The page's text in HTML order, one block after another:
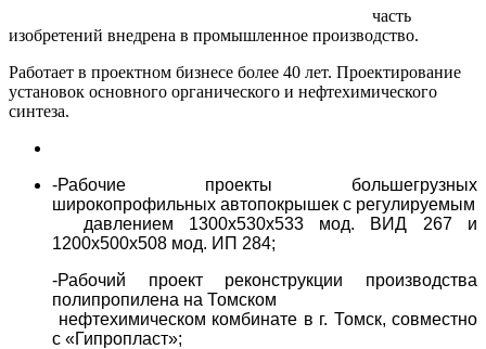
часть
изобретений внедрена в промышленное производство.
Работает в проектном бизнесе более 40 лет. Проектирование
установок основного органического и нефтехимического
синтеза.
-Рабочие проекты большегрузных
широкопрофильных автопокрышек с регулируемым
давлением 1300х530х533 мод. ВИД 267 и
1200х500х508 мод. ИП 284;
-Рабочий проект реконструкции производства
полипропилена на Томском
нефтехимическом комбинате в г. Томск, совместно
с «Гипропласт»;